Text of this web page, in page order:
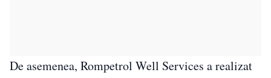
De asemenea, Rompetrol Well Services a realizat